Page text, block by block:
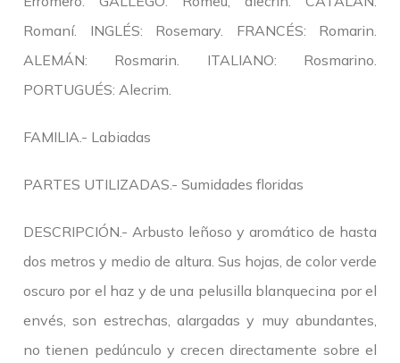
Romaní. INGLÉS: Rosemary. FRANCÉS: Romarin.
ALEMÁN: Rosmarin. ITALIANO: Rosmarino.
PORTUGUÉS: Alecrim.
FAMILIA.- Labiadas
PARTES UTILIZADAS.- Sumidades floridas
DESCRIPCIÓN.- Arbusto leñoso y aromático de hasta
dos metros y medio de altura. Sus hojas, de color verde
oscuro por el haz y de una pelusilla blanquecina por el
envés, son estrechas, alargadas y muy abundantes,
no tienen pedúnculo y crecen directamente sobre el